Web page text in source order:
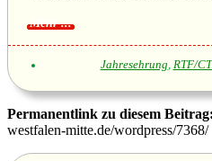
Jahresehrung RTF/
Permanentlink zu diesem Beitrag:
westfalen-mitte.de/wordpress/7368/